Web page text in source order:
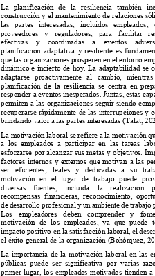
La planificación de la resiliencia también
construcción y el mantenimiento de relaciones
las partes interesadas, incluidos empleados,
proveedores
y reguladores, para facilitar
efectivas
y coordinadas a eventos
planificación adaptativa y resiliente es f
que las organizaciones prosperen en el entorno
dinámico e incierto de hoy. La adaptabilidad se
adaptarse proactivamente al cambio, mientras
planificación de la resiliencia se centra en
responder a eventos inesperados. Juntas, estas
permiten a las organizaciones seguir siendo
recuperarse rápidamente de las interrupciones y
brindando valor a las partes interesadas (Talat, 2
La motivación laboral se refiere a la motivación
a los empleados a participar en las tareas
esforzarse por alcanzar sus metas y objetivos.
factores internos y externos que motivan a las
ser eficientes, leales y dedicadas a su
motivación en el lugar de trabajo puede
diversas
fuentes, incluida la realización
recompensas financieras, reconocimiento,
de desarrollo profesional y un ambiente de trabajo
Los
empleadores deben comprender y
motivación de los empleados, ya que puede
impacto positivo en la satisfacción laboral, el
el éxito general de la organización (Bohórquez,
La importancia de la motivación laboral en las
públicas puede ser significativa por varias
primer lugar, los empleados motivados tienden a